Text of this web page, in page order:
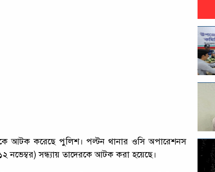
আটক করেছে পুলিশ। পল্টন থানার ওসি অপারেশনস
নভেম্বর) সন্ধ্যায় তাদেরকে আটক করা হয়েছে।